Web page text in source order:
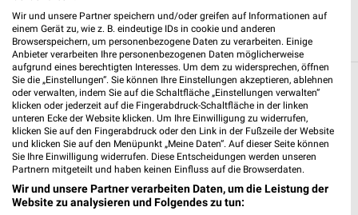
Weitere Kik Geschäfte mit Angeboten in und
um Frankfurt (Main)
5 Geschäfte und Orte
KiK
Mainzer Landstraße 341
Wir und unsere Partner speichern und/oder greifen auf Informationen auf
einem Gerät zu, wie z. B. eindeutige IDs in cookie und anderen
Browserspeichern, um personenbezogene Daten zu verarbeiten. Einige
Anbieter verarbeiten Ihre personenbezogenen Daten möglicherweise
aufgrund eines berechtigten Interesses. Um dem zu widersprechen, öffnen
Sie die „Einstellungen“. Sie können Ihre Einstellungen akzeptieren, ablehnen
oder verwalten, indem Sie auf die Schaltfläche „Einstellungen verwalten“
klicken oder jederzeit auf die Fingerabdruck-Schaltfläche in der linken
unteren Ecke der Website klicken. Um Ihre Einwilligung zu widerrufen,
klicken Sie auf den Fingerabdruck oder den Link in der Fußzeile der Website
und klicken Sie auf den Menüpunkt „Meine Daten“. Auf dieser Seite können
Sie Ihre Einwilligung widerrufen. Diese Entscheidungen werden unseren
Partnern mitgeteilt und haben keinen Einfluss auf die Browserdaten.
Wir und unsere Partner verarbeiten Daten, um die Leistung der
Website zu analysieren und Folgendes zu tun: